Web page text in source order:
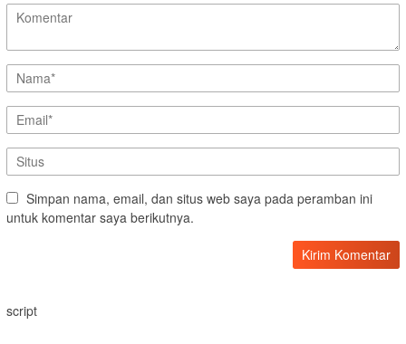
Simpan nama, email, dan situs web saya pada peramban ini
untuk komentar saya berikutnya.
script